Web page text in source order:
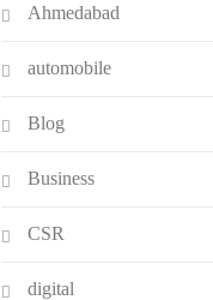
Ahmedabad
automobile
Blog
Business
CSR
digital